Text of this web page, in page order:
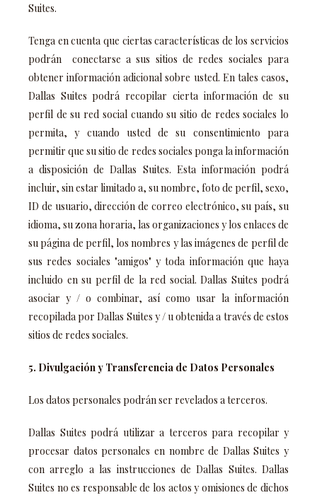
Suites.
Tenga en cuenta que ciertas características de los servicios
podrán conectarse a sus sitios de redes sociales para
obtener información adicional sobre usted. En tales casos,
Dallas Suites podrá recopilar cierta información de su
perfil de su red social cuando su sitio de redes sociales lo
permita, y cuando usted de su consentimiento para
permitir que su sitio de redes sociales ponga la información
a disposición de Dallas Suites. Esta información podrá
incluir, sin estar limitado a, su nombre, foto de perfil, sexo,
ID de usuario, dirección de correo electrónico, su país, su
idioma, su zona horaria, las organizaciones y los enlaces de
su página de perfil, los nombres y las imágenes de perfil de
sus redes sociales "amigos" y toda información que haya
incluido en su perfil de la red social. Dallas Suites podrá
asociar y / o combinar, así como usar la información
recopilada por Dallas Suites y / u obtenida a través de estos
sitios de redes sociales.
5. Divulgación y Transferencia de Datos Personales
Los datos personales podrán ser revelados a terceros.
Dallas Suites podrá utilizar a terceros para recopilar y
procesar datos personales en nombre de Dallas Suites y
con arreglo a las instrucciones de Dallas Suites. Dallas
Suites no es responsable de los actos y omisiones de dichos